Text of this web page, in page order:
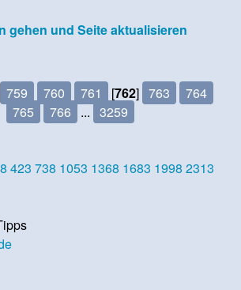
gehen und Seite aktualisieren
759 760 761 [762] 763
764
765
766 ... 3259
423 738 1053 1368 1683 1998 2313